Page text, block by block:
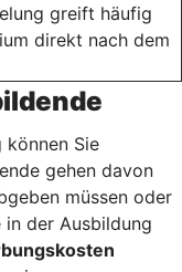
greift häufig
direkt nach dem
können Sie
gehen davon
müssen oder
der Ausbildung